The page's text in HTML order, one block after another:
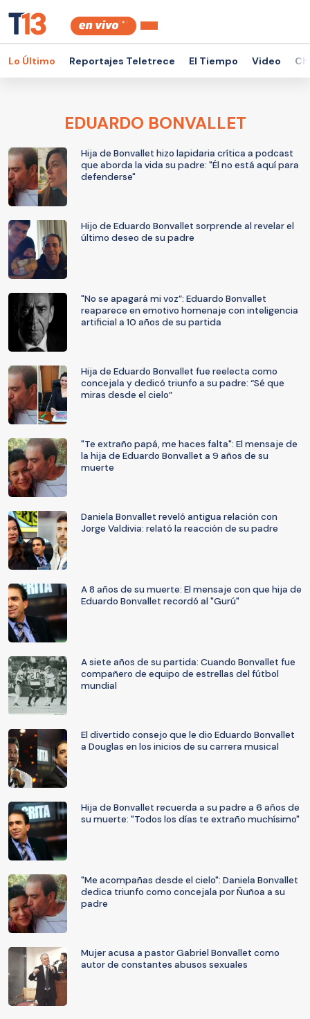
Lo Último Reportajes Teletrece El Tiempo Video
EDUARDO BONVALLET
Hija de Bonvallet hizo lapidaria crítica a podcast
que aborda la vida su padre: "Él no está aquí para
defenderse"
Hijo de Eduardo Bonvallet sorprende al revelar el
último deseo de su padre
"No se apagará mi voz”: Eduardo Bonvallet
reaparece en emotivo homenaje con inteligencia
artificial a 10 años de su partida
Hija de Eduardo Bonvallet fue reelecta como
concejala y dedicó triunfo a su padre: “Sé que
miras desde el cielo”
"Te extraño papá, me haces falta": El mensaje de
la hija de Eduardo Bonvallet a 9 años de su
muerte
Daniela Bonvallet reveló antigua relación con
Jorge Valdivia: relató la reacción de su padre
A 8 años de su muerte: El mensaje con que hija de
Eduardo Bonvallet recordó al "Gurú"
A siete años de su partida: Cuando Bonvallet fue
compañero de equipo de estrellas del fútbol
mundial
El divertido consejo que le dio Eduardo Bonvallet
a Douglas en los inicios de su carrera musical
Hija de Bonvallet recuerda a su padre a 6 años de
su muerte: "Todos los días te extraño muchísimo"
"Me acompañas desde el cielo": Daniela Bonvallet
dedica triunfo como concejala por Ñuñoa a su
padre
Mujer acusa a pastor Gabriel Bonvallet como
autor de constantes abusos sexuales